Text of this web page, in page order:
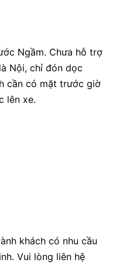
Ngầm. Chưa hỗ trợ
Nội, chỉ đón dọc
cần có mặt trước giờ
lên xe.
khách có nhu cầu
Vui lòng liên hệ